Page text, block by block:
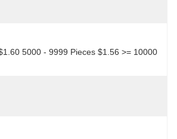
5000 - 9999 Pieces $1.56 >= 10000